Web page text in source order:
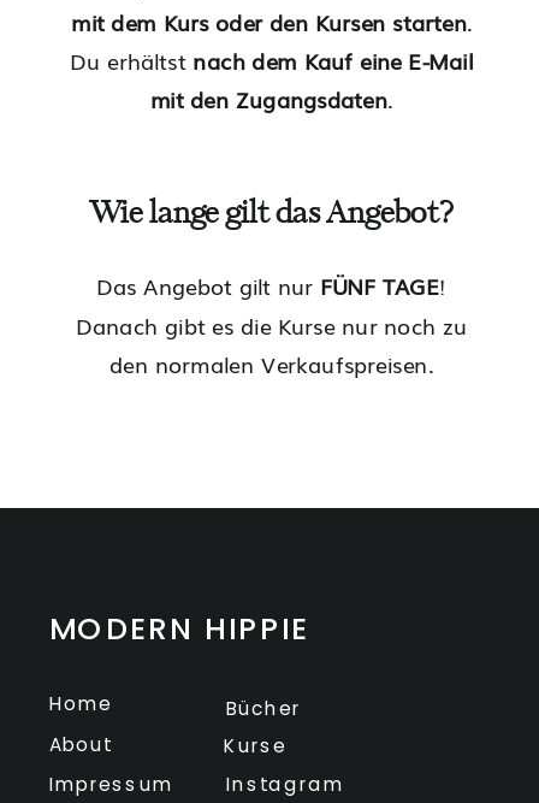
mit dem Kurs oder den Kursen starten.
Du erhältst nach dem Kauf eine E-Mail
mit den Zugangsdaten.
Wie lange gilt das Angebot?
Das Angebot gilt nur FÜNF TAGE!
Danach gibt es die Kurse nur noch zu
den normalen Verkaufspreisen.
MODERN HIPPIE
Home
About
Impressum
Instagram
Bücher
Kurse